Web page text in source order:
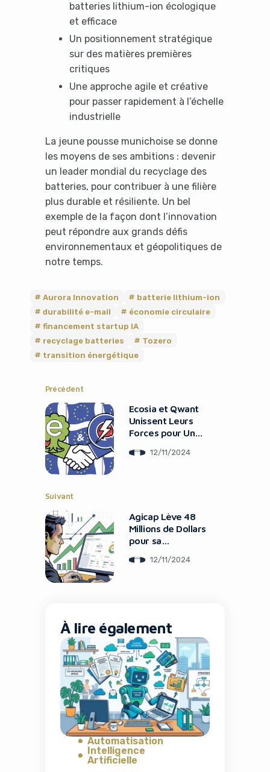
batteries lithium-ion écologique
et efficace
Un positionnement stratégique
sur des matières premières
critiques
Une approche agile et créative
pour passer rapidement à l’échelle
industrielle
La jeune pousse munichoise se donne
les moyens de ses ambitions : devenir
un leader mondial du recyclage des
batteries, pour contribuer à une filière
plus durable et résiliente. Un bel
exemple de la façon dont l’innovation
peut répondre aux grands défis
environnementaux et géopolitiques de
notre temps.
Aurora Innovation
batterie lithium-ion
durabilité e-mail
économie circulaire
financement startup IA
recyclage batteries
Tozero
transition énergétique
Précédent
Ecosia et Qwant
Unissent Leurs
Forces pour Un
Recherche
12/11/2024
Suivant
Agicap Lève 48
Millions de Dollars
pour sa
Gestion de
12/11/2024
À lire également
Automatisation
Intelligence
Artificielle